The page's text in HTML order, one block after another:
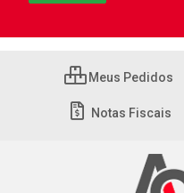
Meus Pedidos
Notas Fiscais